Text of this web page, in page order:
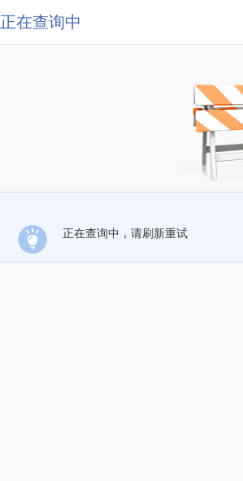
正在查询中
正在查询中，请刷新重试